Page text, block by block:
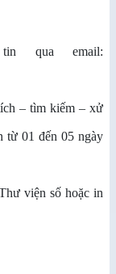
qua email:
– tìm kiếm – xử
từ 01 đến 05 ngày
viện số hoặc in